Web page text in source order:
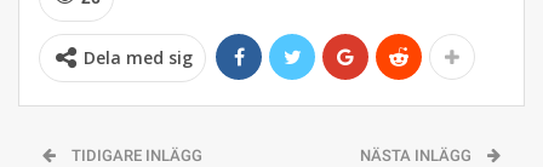
Dela med sig
TIDIGARE INLÄGG NÄSTA INLÄGG